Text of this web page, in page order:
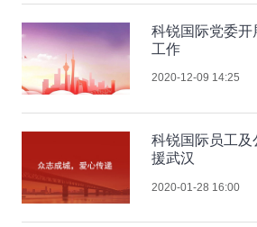
科锐国际党委开
工作
2020-12-09 14:25
科锐国际员工
援武汉
2020-01-28 16:00